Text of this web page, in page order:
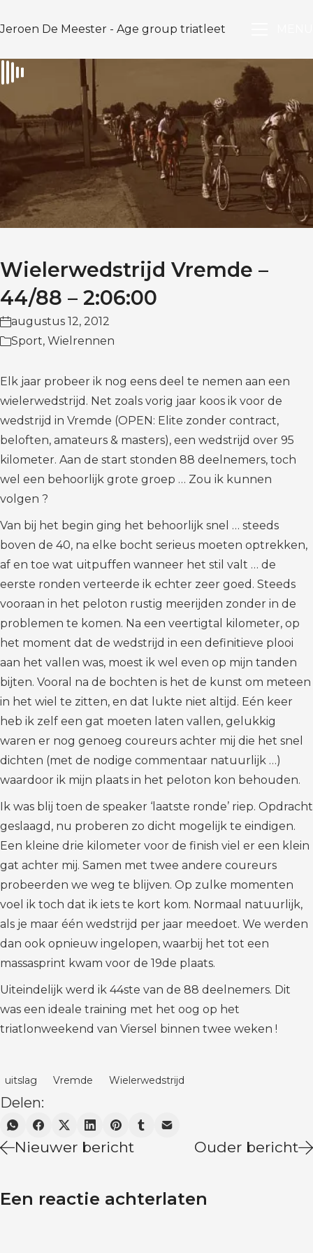
Jeroen De Meester - Age group triatleet
Wielerwedstrijd Vremde –
44/88 – 2:06:00
augustus 12, 2012
Sport, Wielrennen
Elk jaar probeer ik nog eens deel te nemen aan een
wielerwedstrijd. Net zoals vorig jaar koos ik voor de
wedstrijd in Vremde (OPEN: Elite zonder contract,
beloften, amateurs & masters), een wedstrijd over 95
kilometer. Aan de start stonden 88 deelnemers, toch
wel een behoorlijk grote groep … Zou ik kunnen
volgen ?
Van bij het begin ging het behoorlijk snel … steeds
boven de 40, na elke bocht serieus moeten optrekken,
af en toe wat uitpuffen wanneer het stil valt … de
eerste ronden verteerde ik echter zeer goed. Steeds
vooraan in het peloton rustig meerijden zonder in de
problemen te komen. Na een veertigtal kilometer, op
het moment dat de wedstrijd in een definitieve plooi
aan het vallen was, moest ik wel even op mijn tanden
bijten. Vooral na de bochten is het de kunst om meteen
in het wiel te zitten, en dat lukte niet altijd. Eén keer
heb ik zelf een gat moeten laten vallen, gelukkig
waren er nog genoeg coureurs achter mij die het snel
dichten (met de nodige commentaar natuurlijk …)
waardoor ik mijn plaats in het peloton kon behouden.
Ik was blij toen de speaker ‘laatste ronde’ riep. Opdracht
geslaagd, nu proberen zo dicht mogelijk te eindigen.
Een kleine drie kilometer voor de finish viel er een klein
gat achter mij. Samen met twee andere coureurs
probeerden we weg te blijven. Op zulke momenten
voel ik toch dat ik iets te kort kom. Normaal natuurlijk,
als je maar één wedstrijd per jaar meedoet. We werden
dan ook opnieuw ingelopen, waarbij het tot een
massasprint kwam voor de 19de plaats.
Uiteindelijk werd ik 44ste van de 88 deelnemers. Dit
was een ideale training met het oog op het
triatlonweekend van Viersel binnen twee weken !
uitslag Vremde Wielerwedstrijd
Delen:
Nieuwer bericht Ouder bericht
Een reactie achterlaten